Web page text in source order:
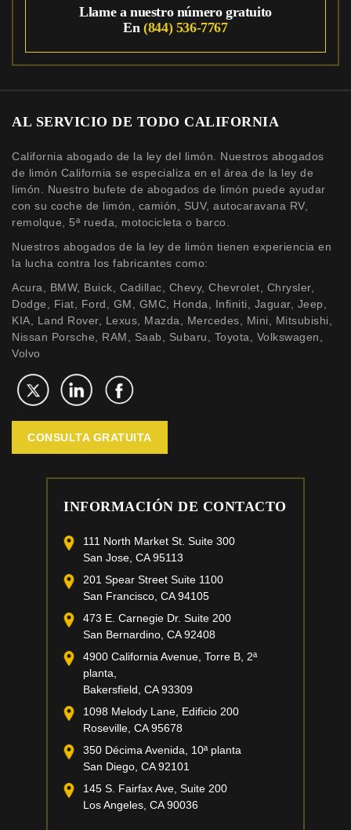
Llame a nuestro número gratuito
En(844) 536-7767
AL SERVICIO DE TODO CALIFORNIA
California abogado de la ley del limón. Nuestros abogados
de limón California se especializa en el área de la ley de
limón. Nuestro bufete de abogados de limón puede ayudar
con su coche de limón, camión, SUV, autocaravana RV,
remolque, 5ª rueda, motocicleta o barco.
Nuestros abogados de la ley de limón tienen experiencia en
la lucha contra los fabricantes como:
Acura, BMW, Buick, Cadillac, Chevy, Chevrolet, Chrysler,
Dodge, Fiat, Ford, GM, GMC, Honda, Infiniti, Jaguar, Jeep,
KIA, Land Rover, Lexus, Mazda, Mercedes, Mini, Mitsubishi,
Nissan Porsche, RAM, Saab, Subaru, Toyota, Volkswagen,
Volvo
CONSULTA GRATUITA
INFORMACIÓN DE CONTACTO
111 North Market St. Suite 300
San Jose, CA 95113
201 Spear Street Suite 1100
San Francisco, CA 94105
473 E. Carnegie Dr. Suite 200
San Bernardino, CA 92408
4900 California Avenue, Torre B, 2ª
planta,
Bakersfield, CA 93309
1098 Melody Lane, Edificio 200
Roseville, CA 95678
350 Décima Avenida, 10ª planta
San Diego, CA 92101
145 S. Fairfax Ave, Suite 200
Los Angeles, CA 90036